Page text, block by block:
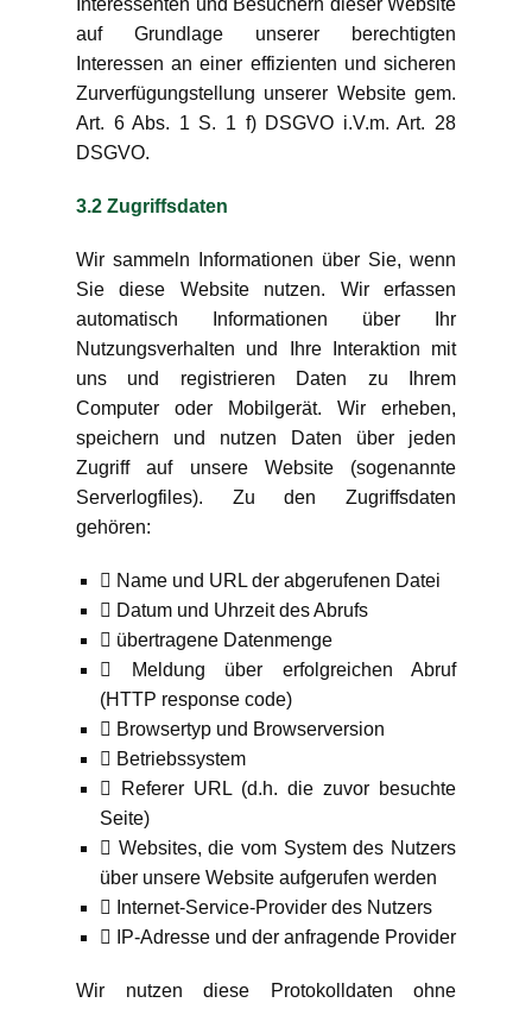
Interessenten und Besuchern dieser Website
auf Grundlage unserer berechtigten
Interessen an einer effizienten und sicheren
Zurverfügungstellung unserer Website gem.
Art. 6 Abs. 1 S. 1 f) DSGVO i.V.m. Art. 28
DSGVO.
3.2 Zugriffsdaten
Wir sammeln Informationen über Sie, wenn
Sie diese Website nutzen. Wir erfassen
automatisch Informationen über Ihr
Nutzungsverhalten und Ihre Interaktion mit
uns und registrieren Daten zu Ihrem
Computer oder Mobilgerät. Wir erheben,
speichern und nutzen Daten über jeden
Zugriff auf unsere Website (sogenannte
Serverlogfiles). Zu den Zugriffsdaten
gehören:
 Name und URL der abgerufenen Datei
 Datum und Uhrzeit des Abrufs
 übertragene Datenmenge
 Meldung über erfolgreichen Abruf
(HTTP response code)
 Browsertyp und Browserversion
 Betriebssystem
 Referer URL (d.h. die zuvor besuchte
Seite)
 Websites, die vom System des Nutzers
über unsere Website aufgerufen werden
 Internet-Service-Provider des Nutzers
 IP-Adresse und der anfragende Provider
Wir nutzen diese Protokolldaten ohne